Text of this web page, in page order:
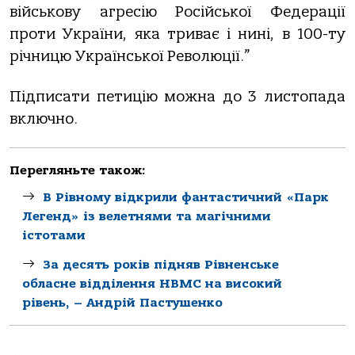
військову агресію Російської Федерації
проти України, яка триває і нині, в 100-ту
річницю Української Революції.”
Підписати петицію можна до 3 листопада
включно.
Перегляньте також:
В Рівному відкрили фантастичний «Парк
Легенд» із велетнями та магічними
істотами
За десять років підняв Рівненське
обласне відділення НВМС на високий
рівень, – Андрій Пастушенко